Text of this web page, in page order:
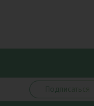
Подписаться